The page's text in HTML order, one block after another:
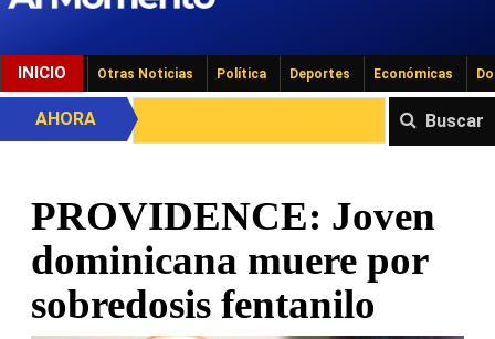
INICIO Otras Noticias Política Deportes Económicas
Buscar
AHORA
PROVIDENCE: Joven
dominicana muere por
sobredosis fentanilo